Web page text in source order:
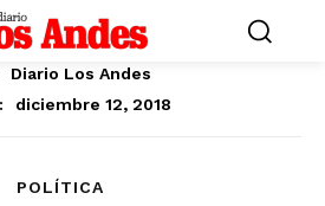
Diario Los Andes
diciembre 12, 2018
POLÍTICA